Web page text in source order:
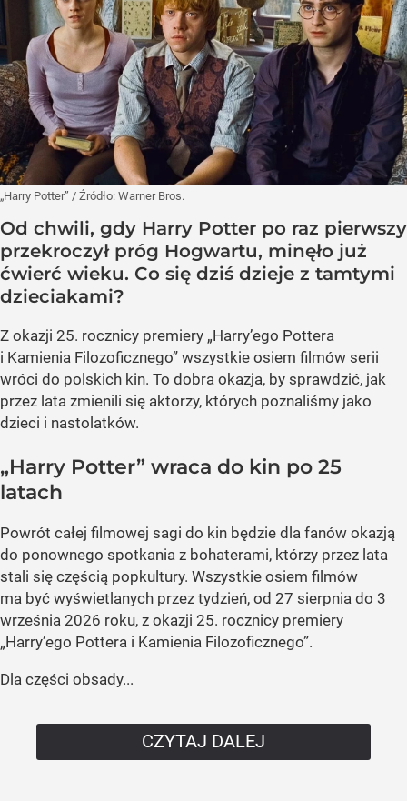
„Harry Potter” / Źródło: Warner Bros.
Od chwili, gdy Harry Potter po raz pierwszy
przekroczył próg Hogwartu, minęło już
ćwierć wieku. Co się dziś dzieje z tamtymi
dzieciakami?
Z okazji 25. rocznicy premiery „Harry’ego Pottera
i Kamienia Filozoficznego” wszystkie osiem filmów serii
wróci do polskich kin. To dobra okazja, by sprawdzić, jak
przez lata zmienili się aktorzy, których poznaliśmy jako
dzieci i nastolatków.
„Harry Potter” wraca do kin po 25
latach
Powrót całej filmowej sagi do kin będzie dla fanów okazją
do ponownego spotkania z bohaterami, którzy przez lata
stali się częścią popkultury. Wszystkie osiem filmów
ma być wyświetlanych przez tydzień, od 27 sierpnia do 3
września 2026 roku, z okazji 25. rocznicy premiery
„Harry’ego Pottera i Kamienia Filozoficznego”.
Dla części obsady...
CZYTAJ DALEJ